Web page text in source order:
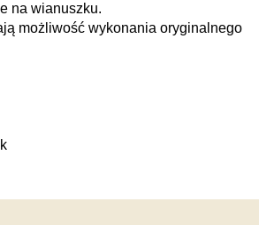
na wianuszku.
możliwość wykonania oryginalnego